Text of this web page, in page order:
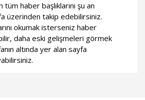
tüm haber başlıklarını şu an
üzerinden takip edebilirsiniz.
okumak isterseniz haber
daha eski gelişmeleri görmek
altında yer alan sayfa